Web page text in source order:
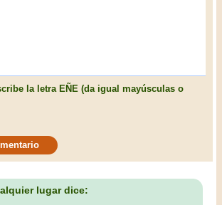
la letra EÑE (da igual mayúsculas o
lugar dice: